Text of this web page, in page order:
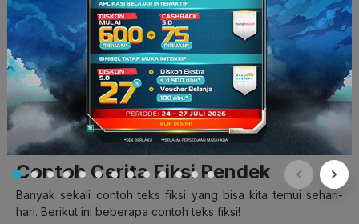
sederhana
dan lucu. Setiap fabel mengandung pesan moral
atau nilai-nilai kehidupan yang ingin disampaikan kepada
pembaca tentunya.Melalui cerita-cerita ini, kita diajak untuk
berpikir kritis dan mengambil hikmah dari setiap peristiwa.
Baca Juga: Cerita Fabel: Pengertian, Struktur, Ciri &
Contoh
Contoh Cerita Fiksi Pendek
Banyak sekali contoh teks fiksi yang bisa kita temui sehari-
hari. Berikut ini beberapa contoh teks fiksi!